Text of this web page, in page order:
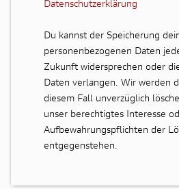
Datenschutzerklärung
Du kannst der Speicherung
personenbezogenen Daten
Zukunft widersprechen oder
Daten verlangen. Wir werden
diesem Fall unverzüglich
unser berechtigtes Interesse
Aufbewahrungspflichten der
entgegenstehen.